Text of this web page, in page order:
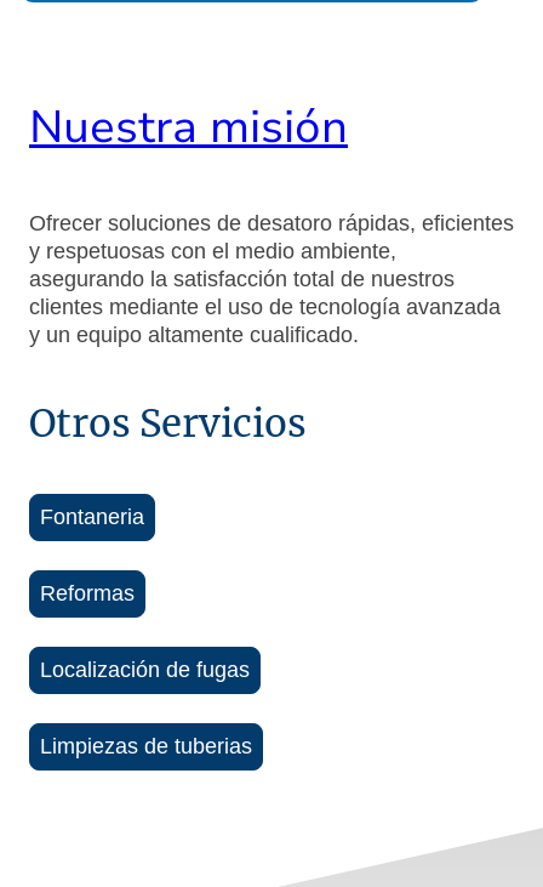
Nuestra misión
Ofrecer soluciones de desatoro rápidas, eficientes
y respetuosas con el medio ambiente,
asegurando la satisfacción total de nuestros
clientes mediante el uso de tecnología avanzada
y un equipo altamente cualificado.
Otros Servicios
Fontaneria
Reformas
Localización de fugas
Limpiezas de tuberias